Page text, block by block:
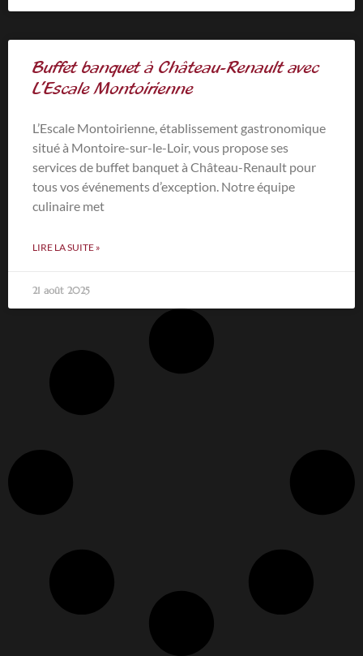
Buffet banquet à Château-Renault avec
L’Escale Montoirienne
L’Escale Montoirienne, établissement gastronomique
situé à Montoire-sur-le-Loir, vous propose ses
services de buffet banquet à Château-Renault pour
tous vos événements d’exception. Notre équipe
culinaire met
LIRE LA SUITE »
21 août 2025